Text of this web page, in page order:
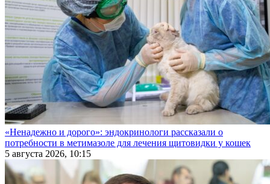
«Ненадежно и дорого»: эндокринологи рассказали о
потребности в метимазоле для лечения щитовидки у кошек
5 августа 2026, 10:15